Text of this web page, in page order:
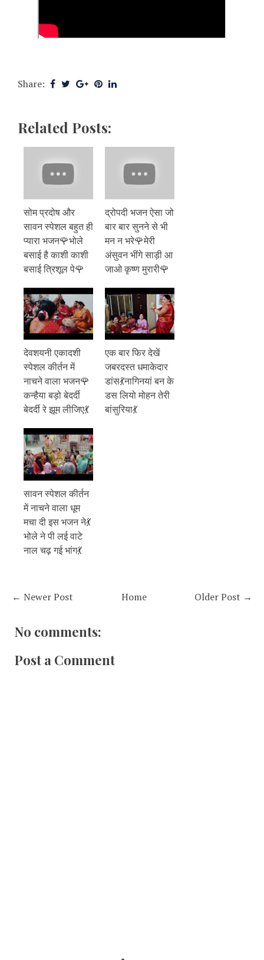
Share:
Related Posts:
सोम प्रदोष और
सावन स्पेशल बहुत ही
प्यारा भजन🌹भोले
बसाई है काशी काशी
बसाई त्रिशूल पे🌹
द्रोपदी भजन ऐसा जो
बार बार सुनने से भी
मन न भरे🌹मेरी
अंसुवन भींगे साड़ी आ
जाओ कृष्ण मुरारी🌹
देवशयनी एकादशी
स्पेशल कीर्तन में
नाचने वाला भजन🌹
कन्हैया बड़ो बेदर्दी
बेदर्दी रे झूम लीजिए💃
एक बार फिर देखें
जबरदस्त धमाकेदार
डांस💃नागिनयां बन के
डस लियो मोहन तेरी
बांसुरिया💃
सावन स्पेशल कीर्तन
में नाचने वाला धूम
मचा दी इस भजन ने💃
भोले ने पी लई वाटे
नाल चढ़ गई भांग💃
← Newer Post Older Post →
Home
No comments:
Post a Comment